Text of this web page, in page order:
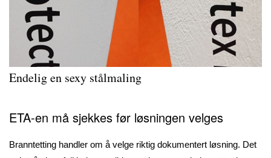
Endelig en sexy stålmaling
ETA-en må sjekkes før løsningen velges
Branntetting handler om å velge riktig dokumentert løsning. Det